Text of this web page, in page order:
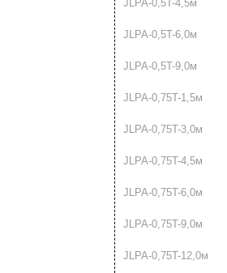
JLPA-0,5T-4,5м
JLPA-0,5T-6,0м
JLPA-0,5T-9,0м
JLPA-0,75T-1,5м
JLPA-0,75T-3,0м
JLPA-0,75T-4,5м
JLPA-0,75T-6,0м
JLPA-0,75T-9,0м
JLPA-0,75T-12,0м